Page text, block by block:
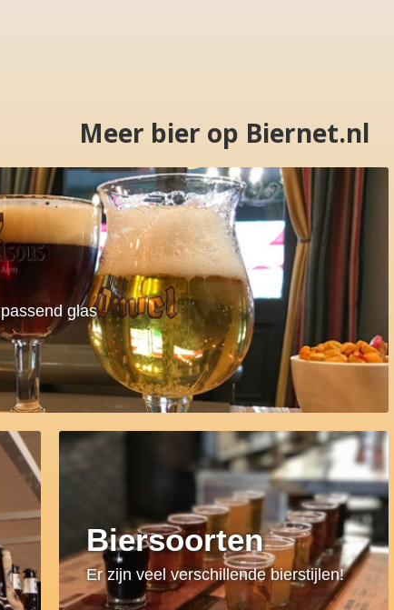
Meer bier op Biernet.nl
glas
Biersoorten
Er zijn veel verschillende bierstijlen!